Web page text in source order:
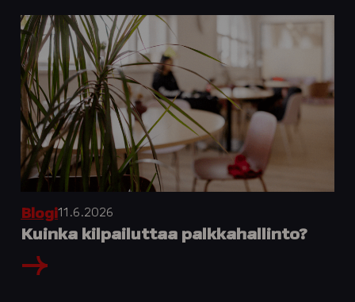
Blogi11.6.2026
Kuinka kilpailuttaa palkkahallinto?